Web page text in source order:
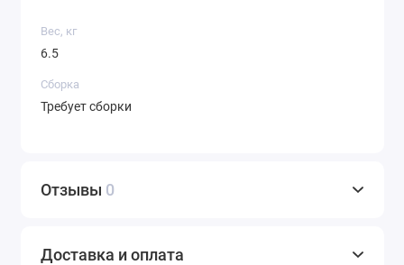
Вес, кг
6.5
Сборка
Требует сборки
Отзывы 0
Доставка и оплата